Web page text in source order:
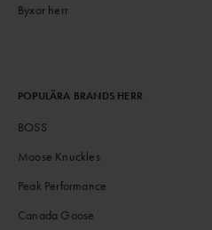
Byxor herr
POPULÄRA BRANDS HERR
BOSS
Moose Knuckles
Peak Performance
Canada Goose